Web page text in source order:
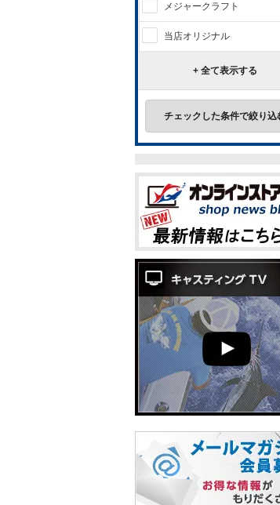
メジャークラフト
当店オリジナル
+ 全て表示する
チェックした条件で絞り込